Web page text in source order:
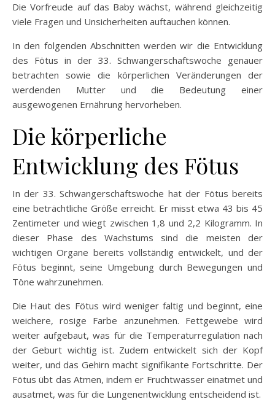
Die Vorfreude auf das Baby wächst, während gleichzeitig
viele Fragen und Unsicherheiten auftauchen können.
In den folgenden Abschnitten werden wir die Entwicklung
des Fötus in der 33. Schwangerschaftswoche genauer
betrachten sowie die körperlichen Veränderungen der
werdenden Mutter und die Bedeutung einer
ausgewogenen Ernährung hervorheben.
Die körperliche
Entwicklung des Fötus
In der 33. Schwangerschaftswoche hat der Fötus bereits
eine beträchtliche Größe erreicht. Er misst etwa 43 bis 45
Zentimeter und wiegt zwischen 1,8 und 2,2 Kilogramm. In
dieser Phase des Wachstums sind die meisten der
wichtigen Organe bereits vollständig entwickelt, und der
Fötus beginnt, seine Umgebung durch Bewegungen und
Töne wahrzunehmen.
Die Haut des Fötus wird weniger faltig und beginnt, eine
weichere, rosige Farbe anzunehmen. Fettgewebe wird
weiter aufgebaut, was für die Temperaturregulation nach
der Geburt wichtig ist. Zudem entwickelt sich der Kopf
weiter, und das Gehirn macht signifikante Fortschritte. Der
Fötus übt das Atmen, indem er Fruchtwasser einatmet und
ausatmet, was für die Lungenentwicklung entscheidend ist.